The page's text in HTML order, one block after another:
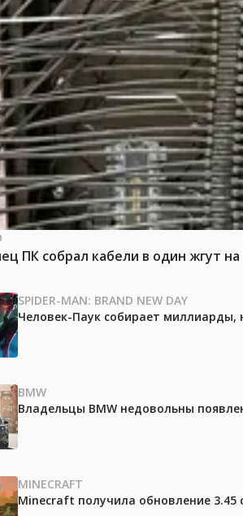
ПК собрал кабели в один жгут
SPIDER-MAN: BRAND NEW DAY
Человек-Паук собирает миллиарды,
BMW
Владельцы BMW недовольны
MINECRAFT
Minecraft получила обновление